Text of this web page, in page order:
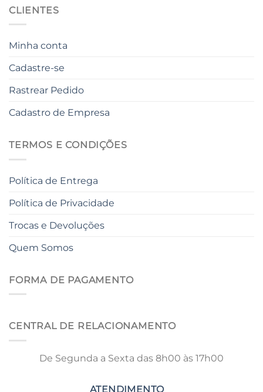
CLIENTES
Minha conta
Cadastre-se
Rastrear Pedido
Cadastro de Empresa
TERMOS E CONDIÇÕES
Política de Entrega
Política de Privacidade
Trocas e Devoluções
Quem Somos
FORMA DE PAGAMENTO
CENTRAL DE RELACIONAMENTO
De Segunda a Sexta das 8h00 às 17h00